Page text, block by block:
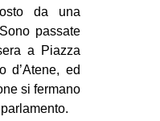
da una
passate
a Piazza
d’Atene, ed
si fermano